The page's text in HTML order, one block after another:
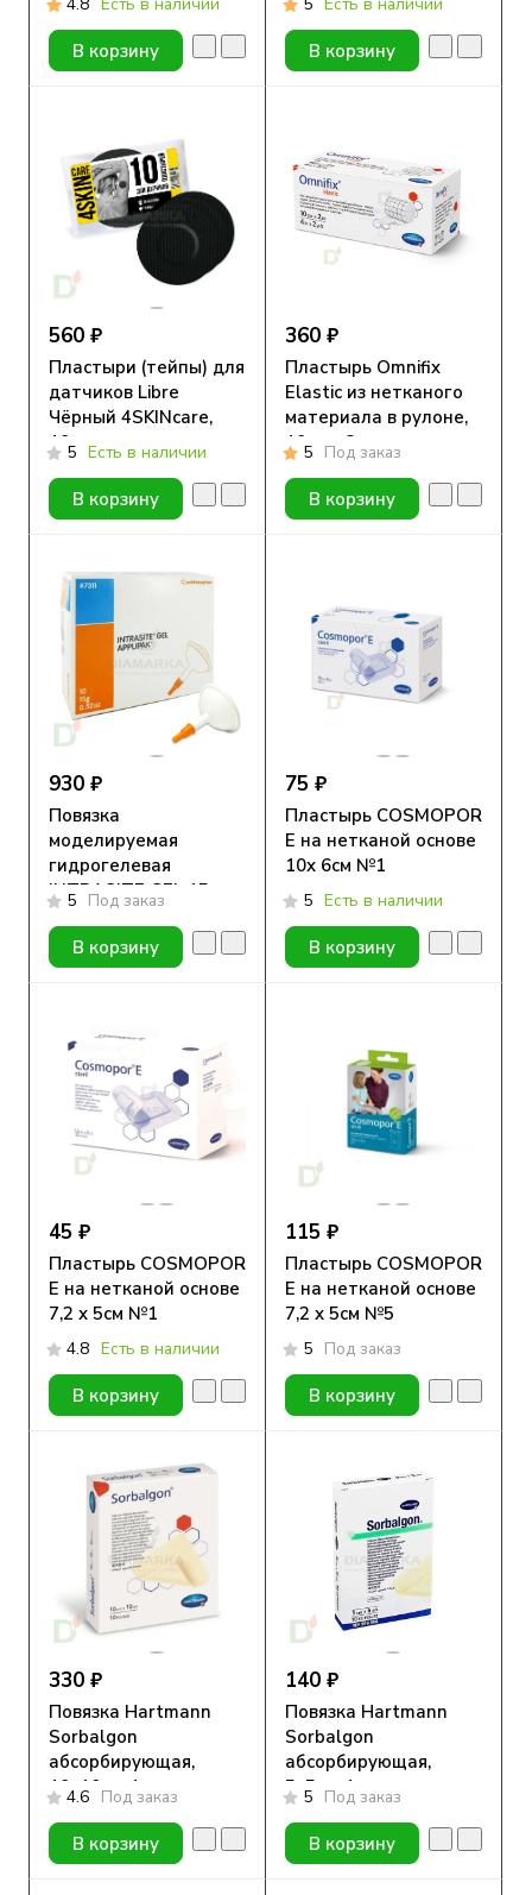
4.8 Есть в наличии
В корзину
5 Есть в наличии
В корзину
560 ₽
Пластыри (тейпы) для
датчиков Libre
Чёрный 4SKINcare,
10шт
5 Есть в наличии
В корзину
360 ₽
Пластырь Omnifix
Elastic из нетканого
материала в рулоне,
10cм x 2м
5 Под заказ
В корзину
930 ₽
Повязка
моделируемая
гидрогелевая
INTRASITE GEL 15g
5 Под заказ
В корзину
75 ₽
Пластырь COSMOPOR
E на нетканой основе
10х 6см №1
5 Есть в наличии
В корзину
45 ₽
Пластырь COSMOPOR
E на нетканой основе
7,2 х 5см №1
4.8 Есть в наличии
В корзину
115 ₽
Пластырь COSMOPOR
E на нетканой основе
7,2 х 5см №5
5 Под заказ
В корзину
330 ₽
Повязка Hartmann
Sorbalgon
абсорбирующая,
10х10см, 1шт
4.6 Под заказ
В корзину
140 ₽
Повязка Hartmann
Sorbalgon
абсорбирующая,
5х5см, 1шт
5 Под заказ
В корзину